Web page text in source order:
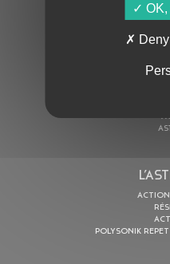
En cochant cette case,
ACTION
POLYSONIK
OK,